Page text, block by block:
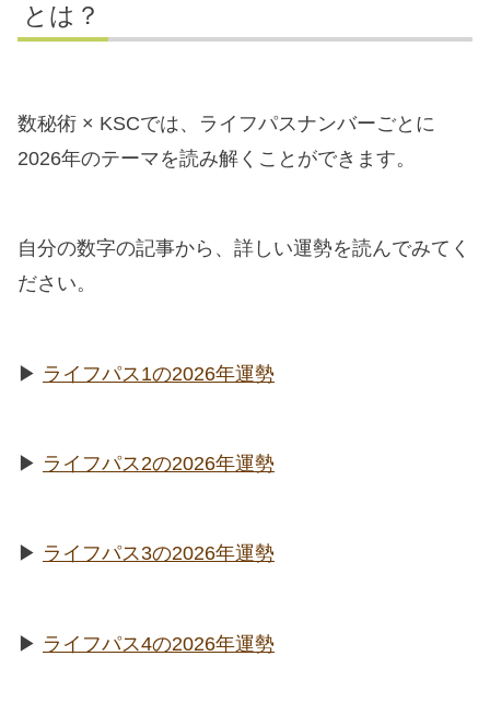
とは？
数秘術 × KSCでは、ライフパスナンバーごとに
2026年のテーマを読み解くことができます。
自分の数字の記事から、詳しい運勢を読んでみてく
ださい。
▶︎ ライフパス1の2026年運勢
▶︎ ライフパス2の2026年運勢
▶︎ ライフパス3の2026年運勢
▶︎ ライフパス4の2026年運勢